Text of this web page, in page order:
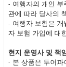
- 여행자의 개인
관에 따라 당사의
- 여행자 보험은 개
자 보험 가입에 대
현지 운영사 및 책
- 본 상품은 투어